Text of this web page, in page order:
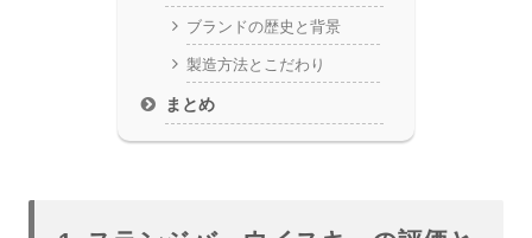
ブランドの歴史と背景
製造方法とこだわり
まとめ